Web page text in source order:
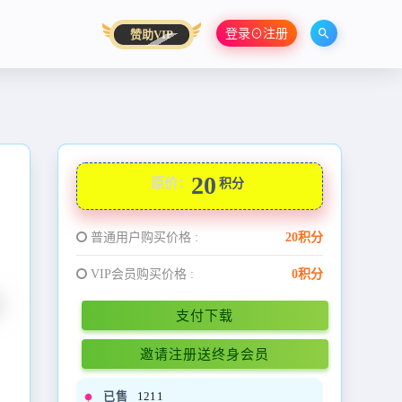
赞助VIP 登录⊙注册
原价： 20 积分
普通用户购买价格 : 20积分
VIP会员购买价格 : 0积分
支付下载
邀请注册送终身会员
已售 1211